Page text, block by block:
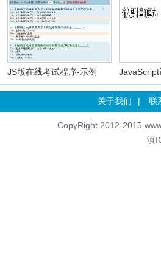
JS版在线考试程序-示例
关于我们 | 联
CopyRight 2012-2015
滇